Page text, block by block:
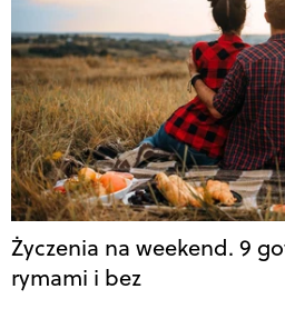
Życzenia na weekend. 9
rymami i bez